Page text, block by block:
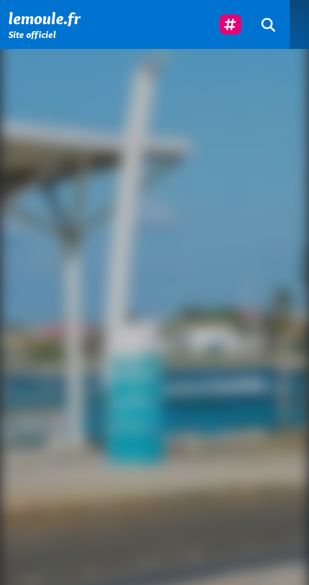
lemoule.fr
Site officiel
Suivez-Nous